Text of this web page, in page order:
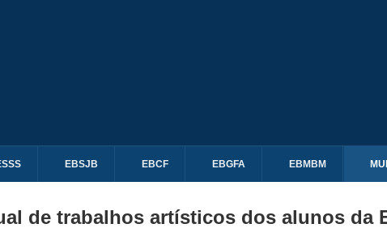
EBSJB EBCF EBGFA EBMBM
de trabalhos artísticos dos alunos da